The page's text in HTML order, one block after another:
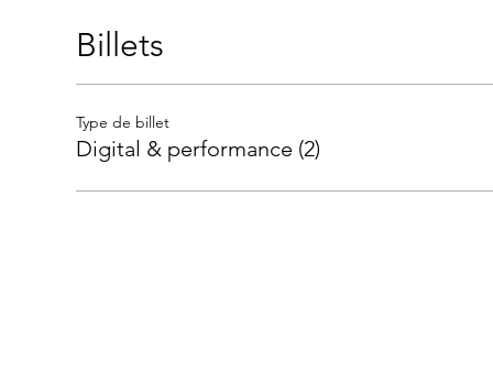
Billets
Type de billet
Digital & performance (2)